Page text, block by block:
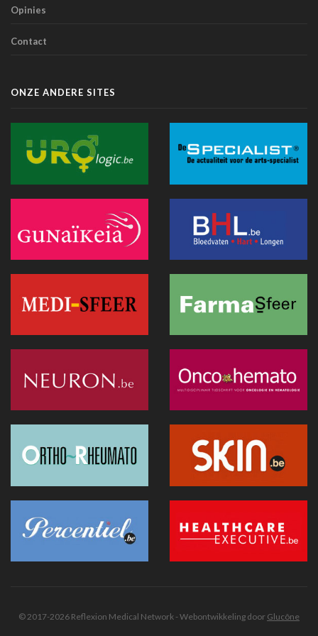
01 juli 2026 - 20:51
Belgische primeur: een immersieve virtual reality-capsule
Hitte: Storing bij elektronisch patiëntendossier in AZ Sint-
Lucas van de baan
Doktr wil uitgroeien tot een allesomvattend zorgplatform
25 juni 2026 - 13:24
Hitte : AZ Sint-Lucas schrapt 115 geplande operaties door
oververhitte server in Parijs
24 juni 2026 - 19:07
moeten weten
24 juni 2026 - 09:32
24 juni 2026 - 08:52
Groot onderzoek brengt een decennium digitale
geneeskunde in de Verenigde Staten in kaart
23 juni 2026 - 15:18
22 juni 2026 - 06:55
Opinies
Contact
ONZE ANDERE SITES
© 2017-2026 Reflexion Medical Network - Webontwikkeling door Glucône